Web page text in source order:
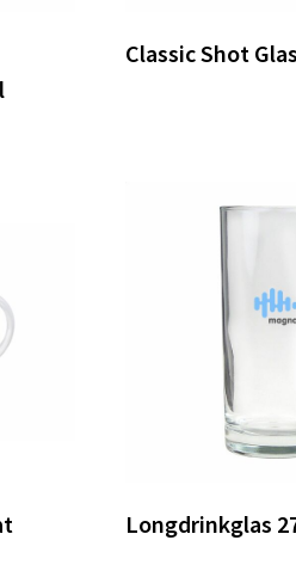
Classic Shot
Longdrinkglas